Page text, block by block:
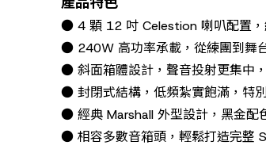
● 4 顆 12 吋 Celestion 喇叭配置，
● 240W 高功率承載，從練團到舞
● 斜面箱體設計，聲音投射更集中
● 封閉式結構，低頻紮實飽滿，特
● 經典 Marshall 外型設計，黑金配
● 相容多數音箱頭，輕鬆打造完整